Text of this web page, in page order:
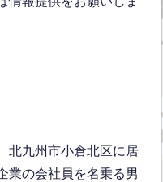
北九州市小倉北区に居
業の会社員を名乗る男